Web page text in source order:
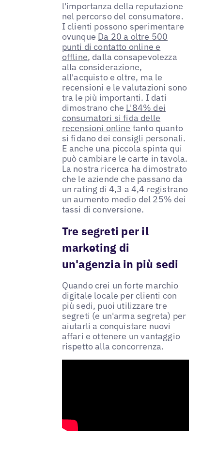
l'importanza della reputazione
nel percorso del consumatore.
I clienti possono sperimentare
ovunque Da 20 a oltre 500
punti di contatto online e
offline, dalla consapevolezza
alla considerazione,
all'acquisto e oltre, ma le
recensioni e le valutazioni sono
tra le più importanti. I dati
dimostrano che L'84% dei
consumatori si fida delle
recensioni online tanto quanto
si fidano dei consigli personali.
E anche una piccola spinta qui
può cambiare le carte in tavola.
La nostra ricerca ha dimostrato
che le aziende che passano da
un rating di 4,3 a 4,4 registrano
un aumento medio del 25% dei
tassi di conversione.
Tre segreti per il
marketing di
un'agenzia in più sedi
Quando crei un forte marchio
digitale locale per clienti con
più sedi, puoi utilizzare tre
segreti (e un'arma segreta) per
aiutarli a conquistare nuovi
affari e ottenere un vantaggio
rispetto alla concorrenza.